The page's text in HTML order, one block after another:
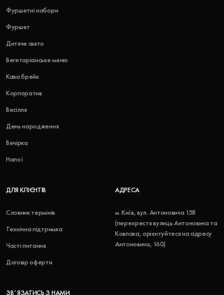
Фуршетні набори
Фуршет
Дитяче свято
Вегетаріанське меню
Кава брейк
Корпоратив
Весілля
День народження
Вечірка
Напої
ДЛЯ КЛІЄНТІВ
Словник термінів
Технічна підтримка
Часті питання
Договір оферти
АДРЕСА
м. Київ, вул. Антоновича 158
(перехрестя вулиць Антоновича та
Ковпака, орієнтуйтеся на адресу
Антоновича, 160)
ЗВʼЯЗАТИСЬ З НАМИ